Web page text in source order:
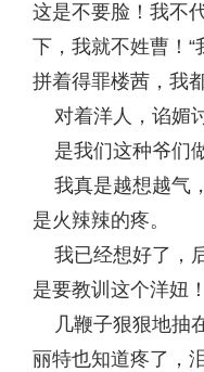
这是不要脸！我不
下，我就不姓曹！
拼着得罪楼茜，我
对着洋人，谄媚
是我们这种爷们
我真是越想越气
是火辣辣的疼。
我已经想好了，
是要教训这个洋妞！
几鞭子狠狠地抽
丽特也知道疼了，